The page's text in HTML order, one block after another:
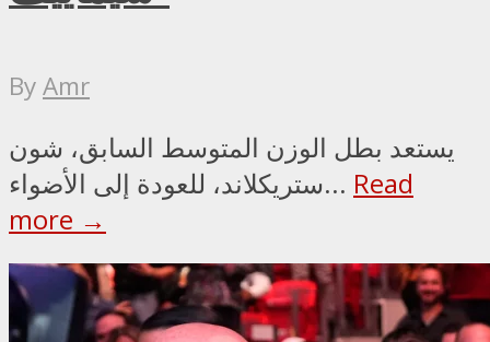
ByAmr
يستعد بطل الوزن المتوسط السابق، شون
ستريكلاند، للعودة إلى الأضواء... Read
more →